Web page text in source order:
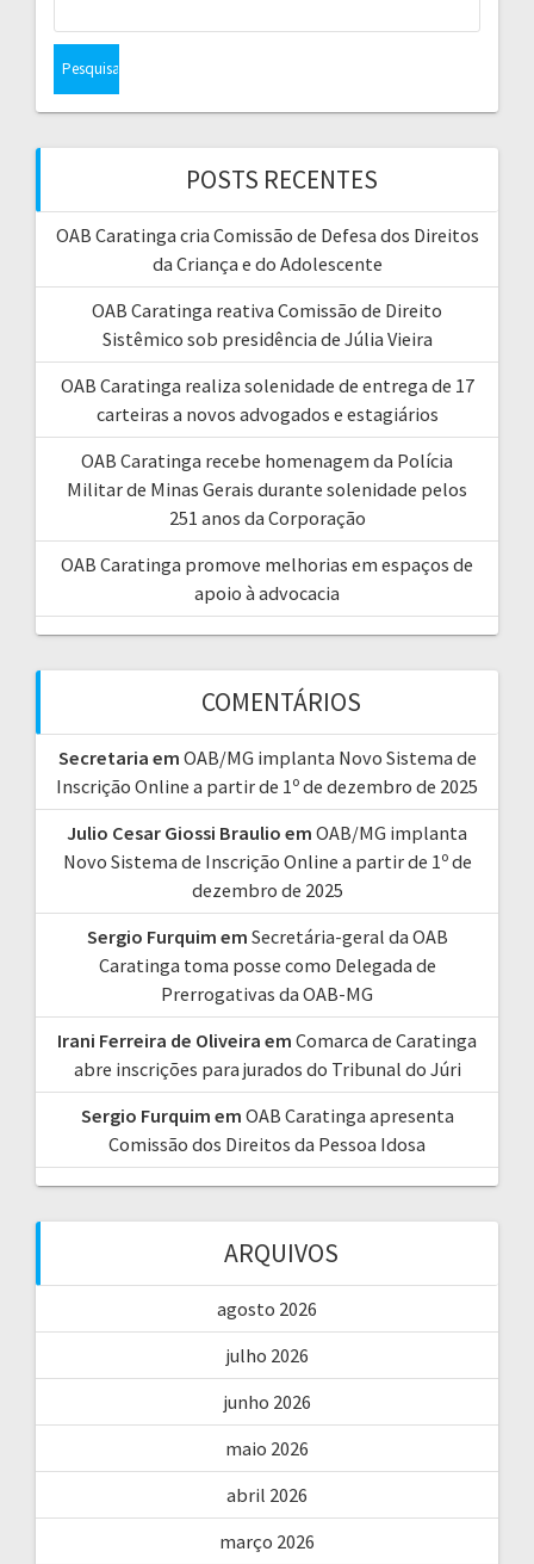
u
a
r
p
o
:
POSTS RECENTES
OAB Caratinga cria Comissão de Defesa dos Direitos
da Criança e do Adolescente
OAB Caratinga reativa Comissão de Direito
Sistêmico sob presidência de Júlia Vieira
OAB Caratinga realiza solenidade de entrega de 17
carteiras a novos advogados e estagiários
OAB Caratinga recebe homenagem da Polícia
Militar de Minas Gerais durante solenidade pelos
251 anos da Corporação
OAB Caratinga promove melhorias em espaços de
apoio à advocacia
COMENTÁRIOS
Secretaria em OAB/MG implanta Novo Sistema de
Inscrição Online a partir de 1º de dezembro de 2025
Julio Cesar Giossi Braulio em OAB/MG implanta
Novo Sistema de Inscrição Online a partir de 1º de
dezembro de 2025
Sergio Furquim em Secretária-geral da OAB
Caratinga toma posse como Delegada de
Prerrogativas da OAB-MG
Irani Ferreira de Oliveira em Comarca de Caratinga
abre inscrições para jurados do Tribunal do Júri
Sergio Furquim em OAB Caratinga apresenta
Comissão dos Direitos da Pessoa Idosa
ARQUIVOS
agosto 2026
julho 2026
junho 2026
maio 2026
abril 2026
março 2026